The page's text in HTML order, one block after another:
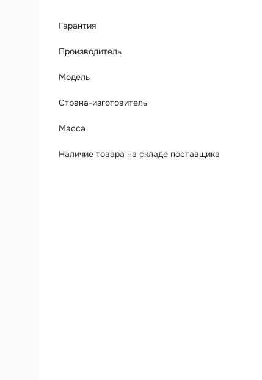
Гарантия
Производитель
Модель
Страна-изготовитель
Масса
Наличие товара на складе поставщика